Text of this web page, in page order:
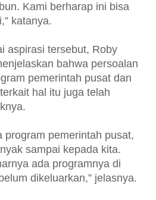
Kami berharap ini bisa
katanya.
aspirasi tersebut, Roby
bahwa persoalan
pemerintah pusat dan
hal itu juga telah
program pemerintah pusat,
sampai kepada kita.
ada programnya di
dikeluarkan,” jelasnya.